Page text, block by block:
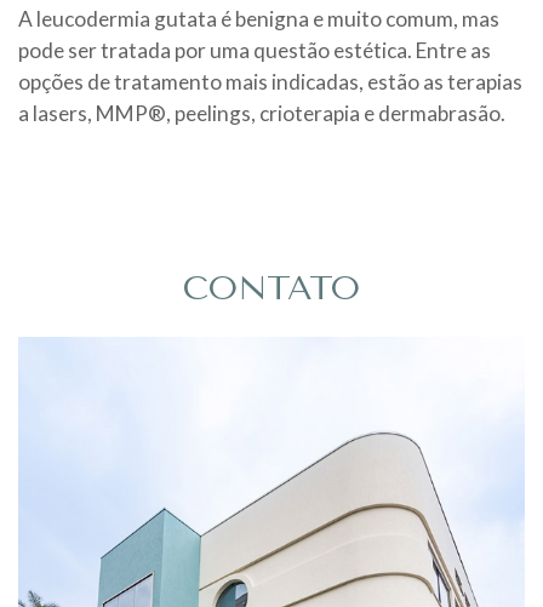
A leucodermia gutata é benigna e muito comum, mas
pode ser tratada por uma questão estética. Entre as
opções de tratamento mais indicadas, estão as terapias
a lasers, MMP®, peelings, crioterapia e dermabrasão.
CONTATO